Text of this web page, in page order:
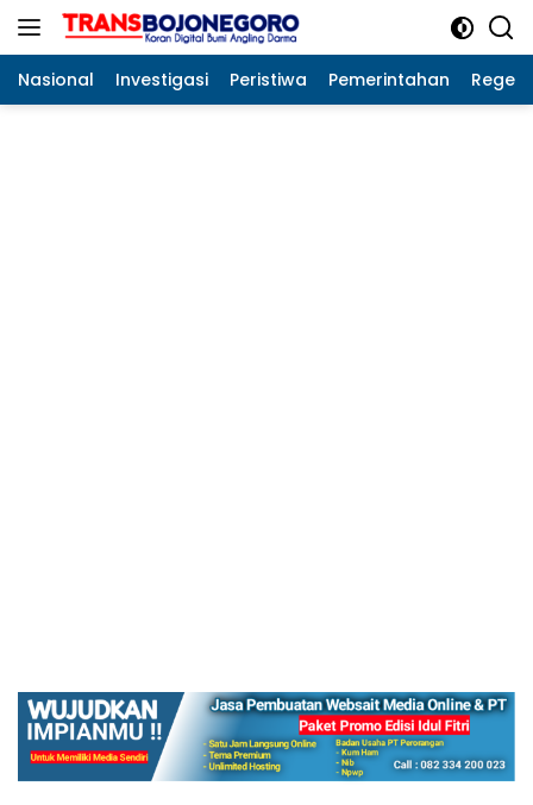
Langsung
Nasional Investigasi Peristiwa Pemerintahan